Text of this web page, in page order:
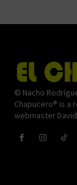
© Nacho
Chapucero® is a
webmaster